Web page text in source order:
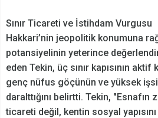
Sınır Ticareti ve İstihdam Vurgusu
Hakkari’nin jeopolitik konumuna
potansiyelinin yeterince
eden Tekin, üç sınır kapısının aktif
genç nüfus göçünün ve yüksek
daralttığını belirtti. Tekin, "Esnafın
ticareti değil, kentin sosyal